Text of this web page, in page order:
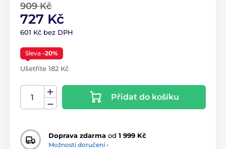
909 Kč
727 Kč
601 Kč bez DPH
Sleva -20%
Ušetříte 182 Kč
Přidat do košíku
Doprava zdarma od 1 999 Kč
Možnosti doručení ›